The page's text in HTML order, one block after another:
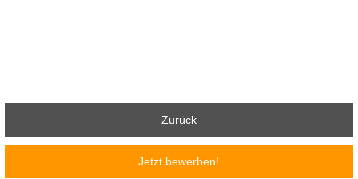
Zurück
Jetzt bewerben!